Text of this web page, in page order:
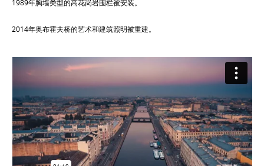
1989年胸墙类型的高花岗岩围栏被安装。
2014年奥布霍夫桥的艺术和建筑照明被重建。